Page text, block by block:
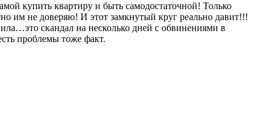
купить квартиру и быть самодостаточной! Только
им не доверяю! И этот замкнутый круг реально давит!!!
скандал на несколько дней с обвинениями в
проблемы тоже факт.